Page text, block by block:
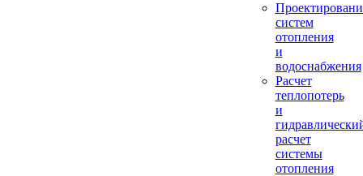
систем
отопления
и
водоснабжения
Расчет
теплопотерь
и
расчет
системы
отопления